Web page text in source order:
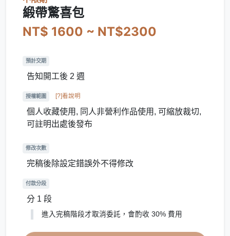
緞帶驚喜包
NT$ 1600 ~ NT$2300
預計交期
告知開工後 2 週
授權範圍 [?]看說明
個人收藏使用, 同人非營利作品使用, 可縮放裁切,
可註明出處後發布
修改次數
完稿後除設定錯誤外不得修改
付款分段
分 1 段
進入完稿階段才取消委託，會酌收 30% 費用